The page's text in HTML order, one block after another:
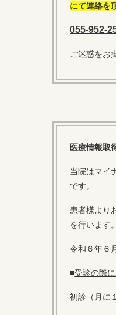
にて連絡を
055-952-
ご迷惑をお
医療情報取
当院はマイ
です。
患者様より
を行います
令和６年６
■受診の際
初診（月に